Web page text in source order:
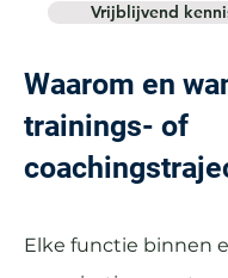
Vrijblijvend
Waarom en
trainings- of
Elke functie binnen